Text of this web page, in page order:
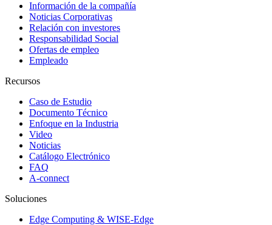
Información de la compañía
Noticias Corporativas
Relación con investores
Responsabilidad Social
Ofertas de empleo
Empleado
Recursos
Caso de Estudio
Documento Técnico
Enfoque en la Industria
Video
Noticias
Catálogo Electrónico
FAQ
A-connect
Soluciones
Edge Computing & WISE-Edge